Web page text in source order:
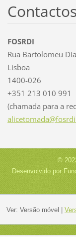
Contactos
FOSRDI
Rua Bartolomeu
Lisboa
1400-026
+351 213 010 991
(chamada para a
alicetomada@fosr
©
Desenvolvido por
Ver: Versão móvel